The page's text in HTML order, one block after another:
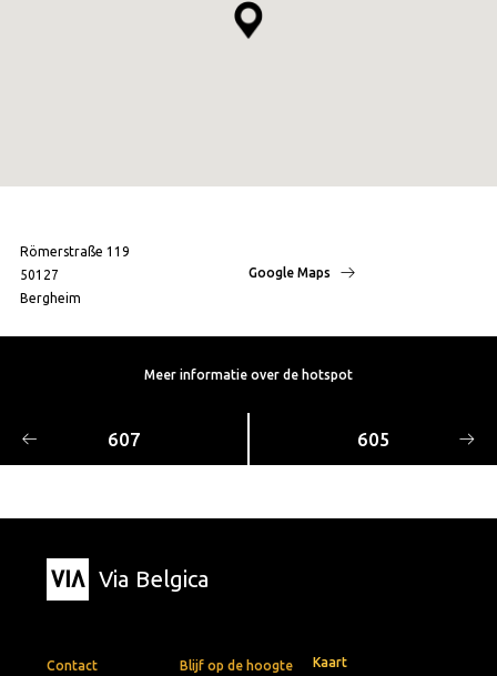
Römerstraße 119
50127
Bergheim
Google Maps
Meer informatie over de hotspot
607 605
Via Belgica
Contact
Blijf op de hoogte
Kaart